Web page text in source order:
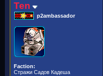
Ten
p2ambassador
Faction:
Стражи Садов Кадеша